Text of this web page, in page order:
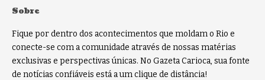
Sobre
Fique por dentro dos acontecimentos que moldam o Rio e
conecte-se com a comunidade através de nossas matérias
exclusivas e perspectivas únicas. No Gazeta Carioca, sua fonte
de notícias confiáveis está a um clique de distância!